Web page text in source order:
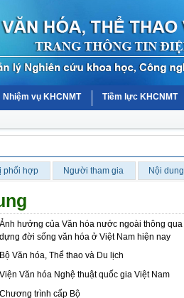
Nhiệm vụ KHCNMT Tiềm lực KHCNMT
phối hợp Người tham gia Nội
Ảnh hưởng của Văn hóa nước ngoài thông
dựng đời sống văn hóa ở Việt Nam hiện nay
Bộ Văn hóa, Thể thao và Du lịch
Viện Văn hóa Nghệ thuật quốc gia Việt Nam
Chương trình cấp Bộ